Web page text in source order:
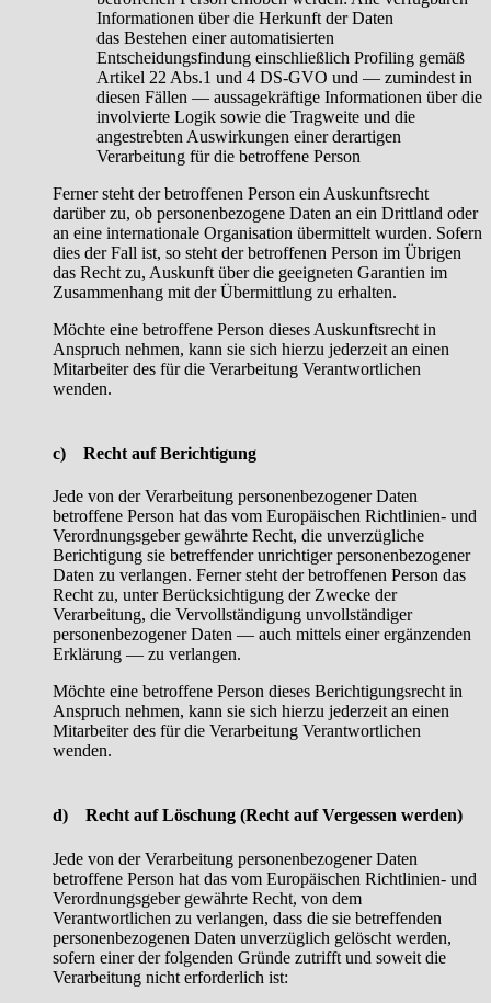
Informationen über die Herkunft der Daten
das Bestehen einer automatisierten
Entscheidungsfindung einschließlich Profiling gemäß
Artikel 22 Abs.1 und 4 DS-GVO und — zumindest in
diesen Fällen — aussagekräftige Informationen über die
involvierte Logik sowie die Tragweite und die
angestrebten Auswirkungen einer derartigen
Verarbeitung für die betroffene Person
Ferner steht der betroffenen Person ein Auskunftsrecht
darüber zu, ob personenbezogene Daten an ein Drittland oder
an eine internationale Organisation übermittelt wurden. Sofern
dies der Fall ist, so steht der betroffenen Person im Übrigen
das Recht zu, Auskunft über die geeigneten Garantien im
Zusammenhang mit der Übermittlung zu erhalten.
Möchte eine betroffene Person dieses Auskunftsrecht in
Anspruch nehmen, kann sie sich hierzu jederzeit an einen
Mitarbeiter des für die Verarbeitung Verantwortlichen
wenden.
c) Recht auf Berichtigung
Jede von der Verarbeitung personenbezogener Daten
betroffene Person hat das vom Europäischen Richtlinien- und
Verordnungsgeber gewährte Recht, die unverzügliche
Berichtigung sie betreffender unrichtiger personenbezogener
Daten zu verlangen. Ferner steht der betroffenen Person das
Recht zu, unter Berücksichtigung der Zwecke der
Verarbeitung, die Vervollständigung unvollständiger
personenbezogener Daten — auch mittels einer ergänzenden
Erklärung — zu verlangen.
Möchte eine betroffene Person dieses Berichtigungsrecht in
Anspruch nehmen, kann sie sich hierzu jederzeit an einen
Mitarbeiter des für die Verarbeitung Verantwortlichen
wenden.
d) Recht auf Löschung (Recht auf Vergessen werden)
Jede von der Verarbeitung personenbezogener Daten
betroffene Person hat das vom Europäischen Richtlinien- und
Verordnungsgeber gewährte Recht, von dem
Verantwortlichen zu verlangen, dass die sie betreffenden
personenbezogenen Daten unverzüglich gelöscht werden,
sofern einer der folgenden Gründe zutrifft und soweit die
Verarbeitung nicht erforderlich ist: